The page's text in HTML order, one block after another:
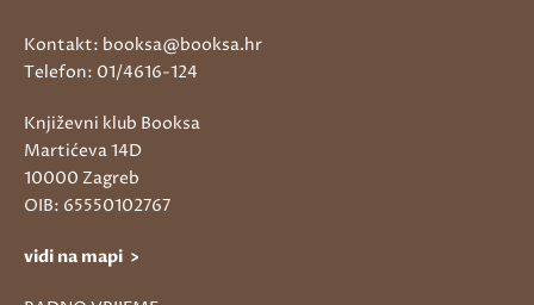
Kontakt: booksa@booksa.hr
Telefon: 01/4616-124
Književni klub Booksa
Martićeva 14D
10000 Zagreb
OIB: 65550102767
vidi na mapi >